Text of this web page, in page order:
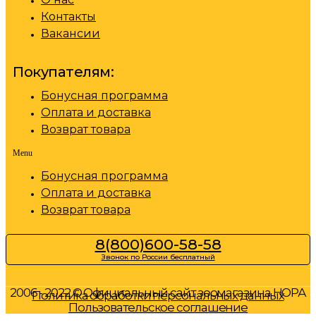
Контакты
Вакансии
Покупателям:
Бонусная программа
Оплата и доставка
Возврат товара
Menu
Бонусная программа
Оплата и доставка
Возврат товара
8(800)600-58-58
Звонок по России бесплатный
2006 - 2022 © Официальный сайт зоомагазина НОРА
Политика обработки персональных данных
Пользовательское соглашение